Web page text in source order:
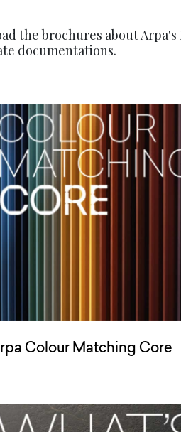
the brochures about
documentations.
Colour Matching Core